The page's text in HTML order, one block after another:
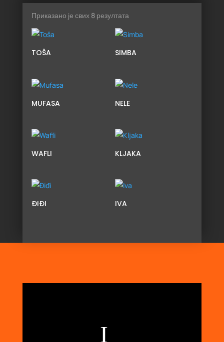
Приказано је свих 8 резултатаСортирано
најновијем
TOŠA SIMBA
MUFASA NELE
WAFLI KLJAKA
ĐIĐI IVA